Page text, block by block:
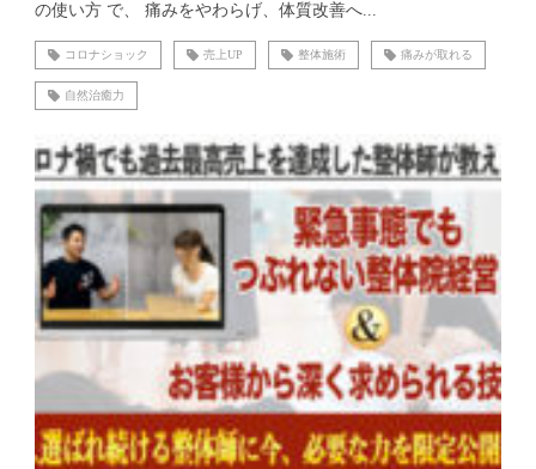
の使い方 で、 痛みをやわらげ、体質改善へ...
コロナショック 売上UP 整体施術 痛みが取れる
自然治癒力